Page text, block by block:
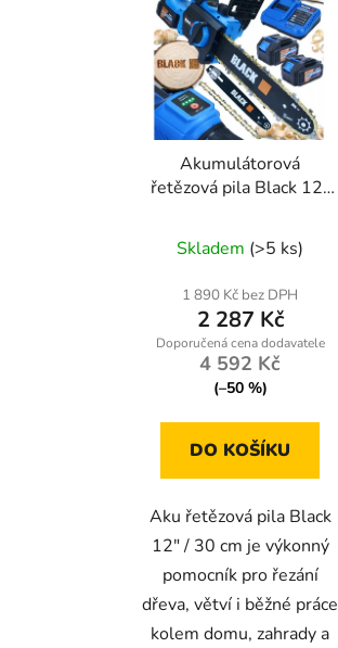
Akumulátorová
řetězová pila Black 12"
baterie | bezkartáčový
motor
Skladem (>5 ks)
1 890 Kč bez DPH
2 287 Kč
4 592 Kč
(–50 %)
DO KOŠÍKU
Aku řetězová pila Black
12" / 30 cm je výkonný
pomocník pro řezání
dřeva, větví i běžné práce
kolem domu, zahrady a